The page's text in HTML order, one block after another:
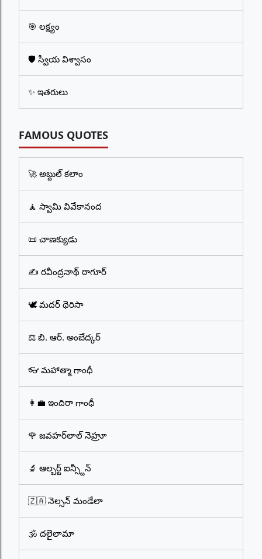
🎯 లక్ష్యం
🛡️ స్వీయ విశ్వాసం
✨ ఇతరులు
FAMOUS QUOTES
🚀 అబ్దుల్ కలాం
🧘 స్వామి వివేకానంద
📜 చాణక్యుడు
✍️ రవీంద్రనాథ్ ఠాగూర్
🕊️ మదర్ థెరిసా
⚖️ బి. ఆర్. అంబేద్కర్
👓 మహాత్మా గాంధీ
👩‍💼 ఇందిరా గాంధీ
🌹 జవహర్‌లాల్ నెహ్రూ
🔬 ఆల్బర్ట్ ఐన్స్టీన్
🇿🇦 నెల్సన్ మండేలా
🕉️ దలైలామా